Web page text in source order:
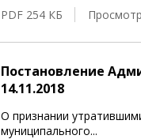
PDF 254 КБ
Постановление
14.11.2018
О признании
муниципального...